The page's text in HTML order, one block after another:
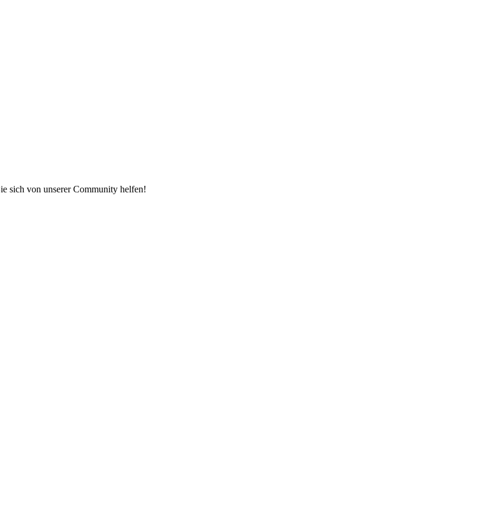
sich von unserer Community helfen!